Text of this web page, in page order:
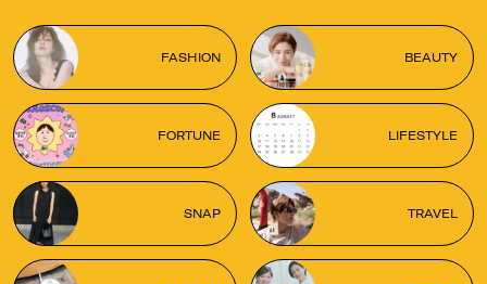
FASHION BEAUTY
FORTUNE LIFESTYLE
SNAP TRAVEL